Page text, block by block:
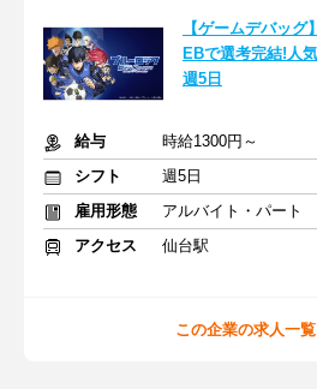
【ゲームデバッ
EBで選考完結!人
週5日
給与
時給1300円～
シフト
週5日
雇用形態
アルバイト・パート
アクセス
仙台駅
この企業の求人一